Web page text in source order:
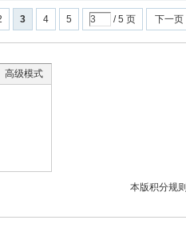
3 4 5 / 5 页 下一页
高级模式
本版积分规则